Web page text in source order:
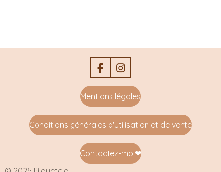
F
a
e
b
o
k
I
n
t
a
r
a
m
Mentions légales
Conditions générales d'utilisation et de vente
Contactez-moi❤